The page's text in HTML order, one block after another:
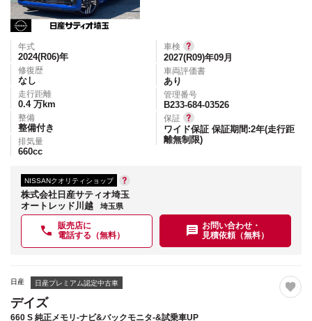
年式
2024(R06)年
修復歴
なし
走行距離
0.4 万km
整備
整備付き
排気量
660cc
車検
2027(R09)年09月
車両評価書
あり
管理番号
B233-684-03526
保証
ワイド保証 保証期間:2年(走行距
離無制限)
NISSANクオリティショップ
株式会社日産サティオ埼玉
オートレッド川越
埼玉県
販売店に
電話する（無料）
お問い合わせ・
見積依頼（無料）
日産 日産プレミアム認定中古車
デイズ
660 S 純正メモリ-ナビ&バックモニタ-&試乗車UP